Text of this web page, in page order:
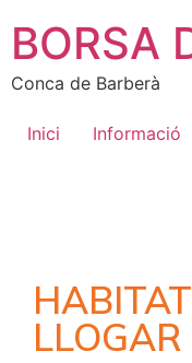
BORSA
Conca de Barberà
Inici Informació
LLOGAR